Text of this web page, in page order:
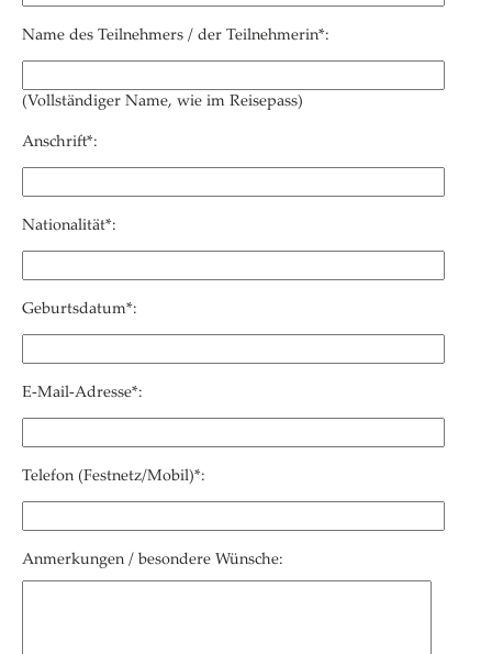
Name des Teilnehmers / der Teilnehmerin*:
(Vollständiger Name, wie im Reisepass)
Anschrift*:
Nationalität*:
Geburtsdatum*:
E-Mail-Adresse*:
Telefon (Festnetz/Mobil)*:
Anmerkungen / besondere Wünsche: